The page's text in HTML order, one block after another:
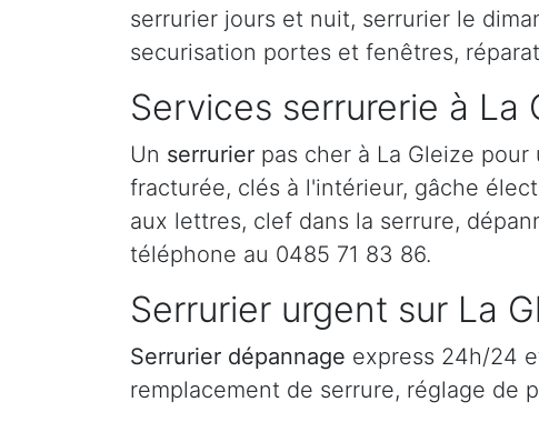
serrurier jours et nuit, serrurier le
securisation portes et fenêtres,
Services serrurerie à La
Un serrurier pas cher à La Gleize
fracturée, clés à l'intérieur, gâche
aux lettres, clef dans la serrure,
téléphone au 0485 71 83 86.
Serrurier urgent sur La
Serrurier dépannage express 24h/24
remplacement de serrure, réglage de